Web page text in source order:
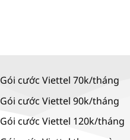
Gói cước Viettel 70k/tháng
Gói cước Viettel 90k/tháng
Gói cước Viettel 120k/tháng